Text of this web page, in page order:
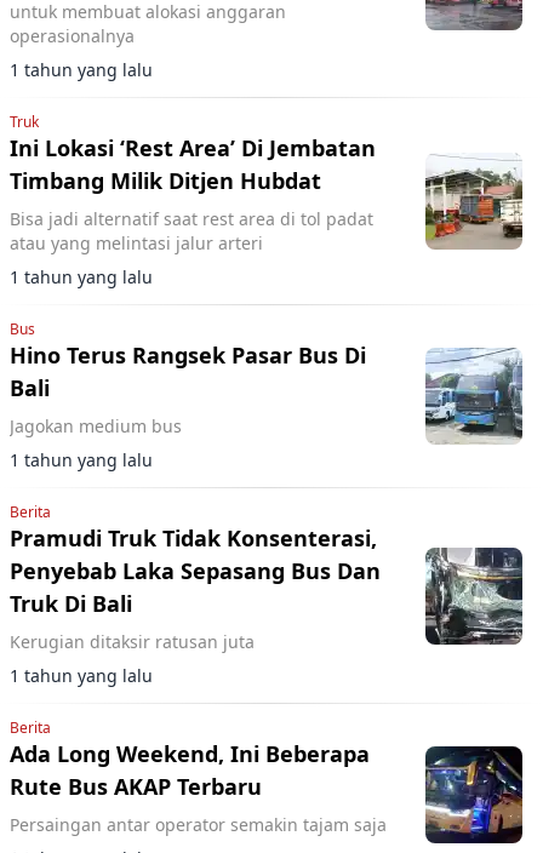
untuk membuat alokasi anggaran
operasionalnya
1 tahun yang lalu
Truk
Ini Lokasi ‘Rest Area’ Di Jembatan
Timbang Milik Ditjen Hubdat
Bisa jadi alternatif saat rest area di tol padat
atau yang melintasi jalur arteri
1 tahun yang lalu
Bus
Hino Terus Rangsek Pasar Bus Di
Bali
Jagokan medium bus
1 tahun yang lalu
Berita
Pramudi Truk Tidak Konsenterasi,
Penyebab Laka Sepasang Bus Dan
Truk Di Bali
Kerugian ditaksir ratusan juta
1 tahun yang lalu
Berita
Ada Long Weekend, Ini Beberapa
Rute Bus AKAP Terbaru
Persaingan antar operator semakin tajam saja